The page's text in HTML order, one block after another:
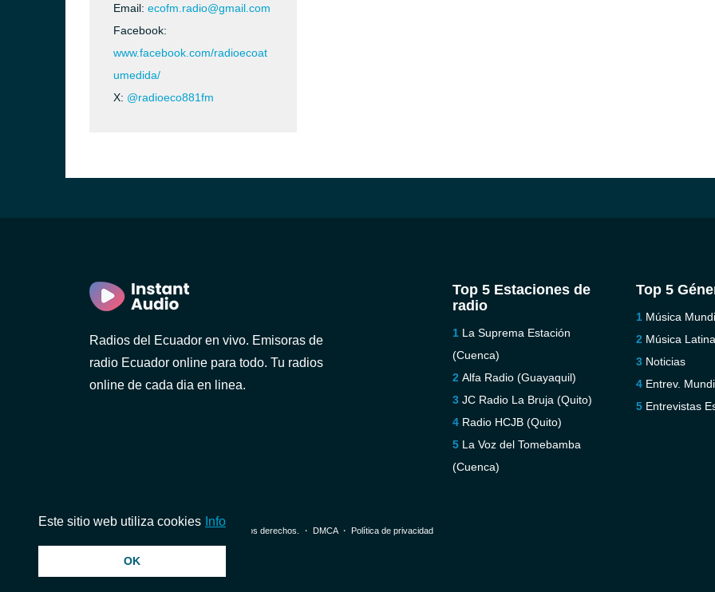
Email: ecofm.radio@gmail.com
Facebook:
www.facebook.com/radioecoat
umedida/
X: @radioeco881fm
Radios del Ecuador en vivo. Emisoras de
radio Ecuador online para todo. Tu radios
online de cada dia en linea.
Top 5 Estaciones de
radio
La Suprema Estación
(Cuenca)
Alfa Radio (Guayaquil)
JC Radio La Bruja (Quito)
Radio HCJB (Quito)
La Voz del Tomebamba
(Cuenca)
Top 5
Música
Música
Noticias
Entrev.
Entrevistas
© 2026 InstantAudio. Reservados todos los derechos. ・ DMCA・ Política de privacidad
Este sitio web utiliza cookies Info
OK